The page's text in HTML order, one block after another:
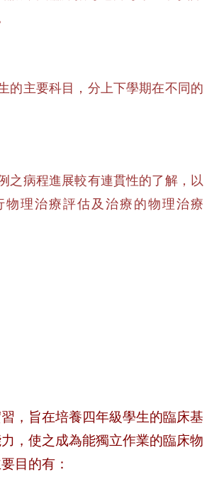
的主要科目，分上下學期在不同的
之病程進展較有連貫性的了解，以
物理治療評估及治療的物理治療
，旨在培養四年級學生的臨床基
，使之成為能獨立作業的臨床物
目的有：